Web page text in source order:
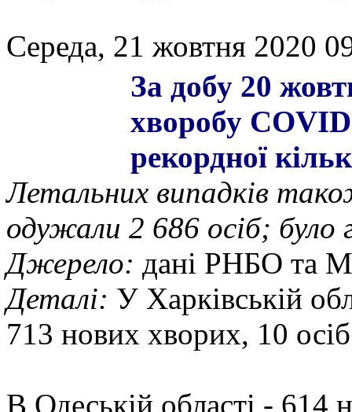
Середа, 21 жовтня 2020
За добу 20
хворобу
рекордної
Летальних випадків
одужали 2 686 осіб; було
Джерело: дані РНБО та
Деталі: У Харківській
713 нових хворих, 10
В Одеській області - 614